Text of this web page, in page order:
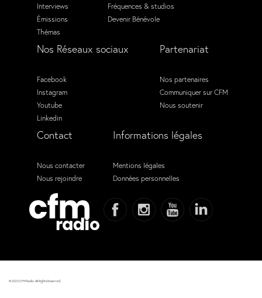
Interviews
Émissions
Thémas
Fréquences & studios
Devenir Bénévole
Nos Réseaux sociaux
Facebook
Instagram
Youtube
Linkedin
Partenariat
Nos partenaires
Communiquer sur CFM
Nous soutenir
Contact
Nous contacter
Nous rejoindre
Informations légales
Mentions légales
Données personnelles
© 2023 CFM Radio. All Rights Reserved.